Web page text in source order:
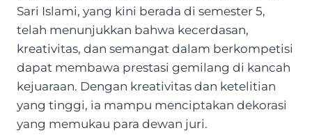
Sari Islami, yang kini berada di semester 5,
telah menunjukkan bahwa kecerdasan,
kreativitas, dan semangat dalam berkompetisi
dapat membawa prestasi gemilang di kancah
kejuaraan. Dengan kreativitas dan ketelitian
yang tinggi, ia mampu menciptakan dekorasi
yang memukau para dewan juri.